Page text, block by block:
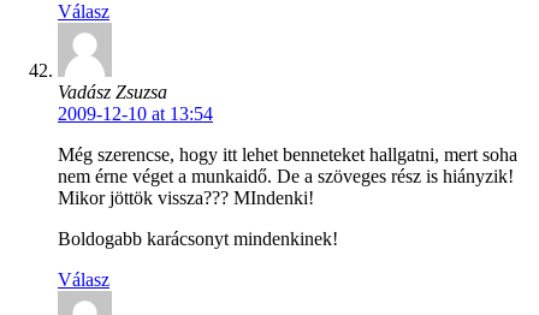
Válasz
Vadász Zsuzsa
2009-12-10 at 13:54
Még szerencse, hogy itt lehet benneteket hallgatni, mert soha
nem érne véget a munkaidő. De a szöveges rész is hiányzik!
Mikor jöttök vissza??? MIndenki!
Boldogabb karácsonyt mindenkinek!
Válasz